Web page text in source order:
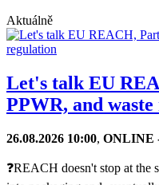
Aktuálně
Let's talk EU
PPWR, and
26.08.2026 10:00, ONLINE
❓REACH doesn't stop at